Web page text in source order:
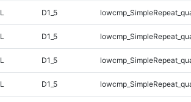
D1_5
D1_5
D1_5
D1_5